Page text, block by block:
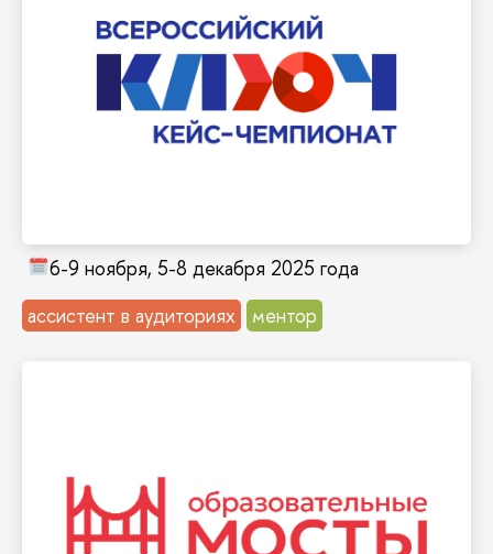
Состязание, в котором команды участников
при поддержке менторов решают реальные
бизнес-задачи, разрабатывают собственные
проекты и получают профессиональную
оценку экспертов от бизнес-структур, вузов и
органов власти. Дипломанты определяются
6-9 ноября, 5-8 декабря 2025 года
ассистент в аудиториях
ментор
Узнать больше и принять участие →